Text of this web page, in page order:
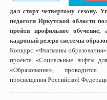
дал старт четвертому сезону.
педагоги Иркутской области
пройти профильное
кадровый резерв системы
Конкурс «Флагманы
проекта «Социальные лифты
«Образование»,
просвещения Российской